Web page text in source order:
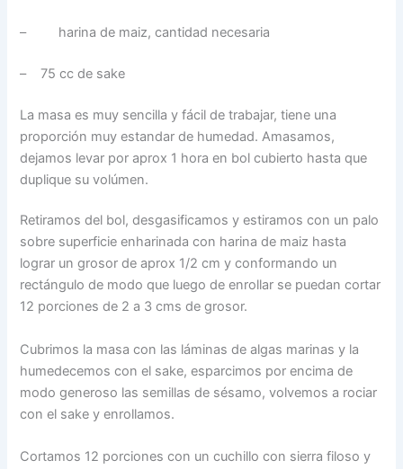
– harina de maiz, cantidad necesaria
– 75 cc de sake
La masa es muy sencilla y fácil de trabajar, tiene una
proporción muy estandar de humedad. Amasamos,
dejamos levar por aprox 1 hora en bol cubierto hasta que
duplique su volúmen.
Retiramos del bol, desgasificamos y estiramos con un palo
sobre superficie enharinada con harina de maiz hasta
lograr un grosor de aprox 1/2 cm y conformando un
rectángulo de modo que luego de enrollar se puedan cortar
12 porciones de 2 a 3 cms de grosor.
Cubrimos la masa con las láminas de algas marinas y la
humedecemos con el sake, esparcimos por encima de
modo generoso las semillas de sésamo, volvemos a rociar
con el sake y enrollamos.
Cortamos 12 porciones con un cuchillo con sierra filoso y